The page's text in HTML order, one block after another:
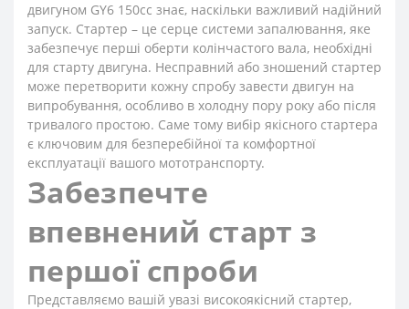
двигуном GY6 150cc знає, наскільки важливий надійний
запуск. Стартер – це серце системи запалювання, яке
забезпечує перші оберти колінчастого вала, необхідні
для старту двигуна. Несправний або зношений стартер
може перетворити кожну спробу завести двигун на
випробування, особливо в холодну пору року або після
тривалого простою. Саме тому вибір якісного стартера
є ключовим для безперебійної та комфортної
експлуатації вашого мототранспорту.
Забезпечте
впевнений старт з
першої спроби
Представляємо вашій увазі високоякісний стартер,